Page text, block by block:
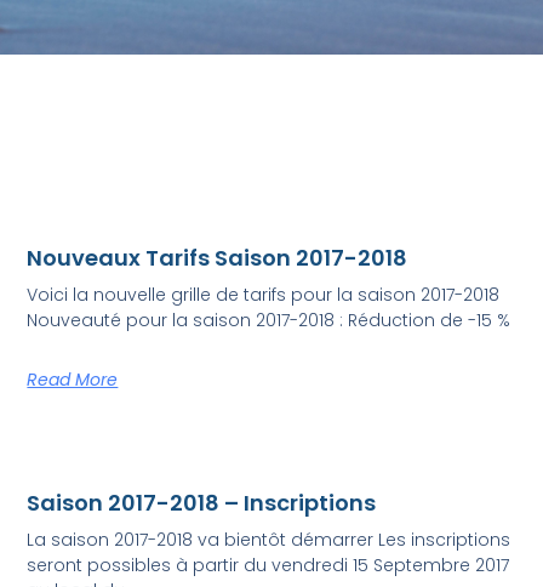
Nouveaux Tarifs Saison 2017-2018
Voici la nouvelle grille de tarifs pour la saison 2017-2018
Nouveauté pour la saison 2017-2018 : Réduction de -15 %
Read More
Saison 2017-2018 – Inscriptions
La saison 2017-2018 va bientôt démarrer Les inscriptions
seront possibles à partir du vendredi 15 Septembre 2017